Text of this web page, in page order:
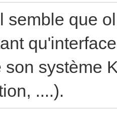
semble que
son système
....).